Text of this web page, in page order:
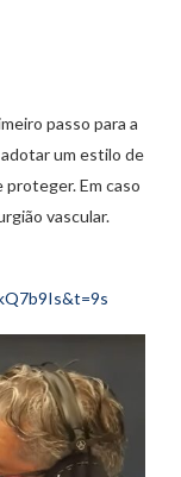
passo para a
um estilo de
proteger. Em caso
vascular.